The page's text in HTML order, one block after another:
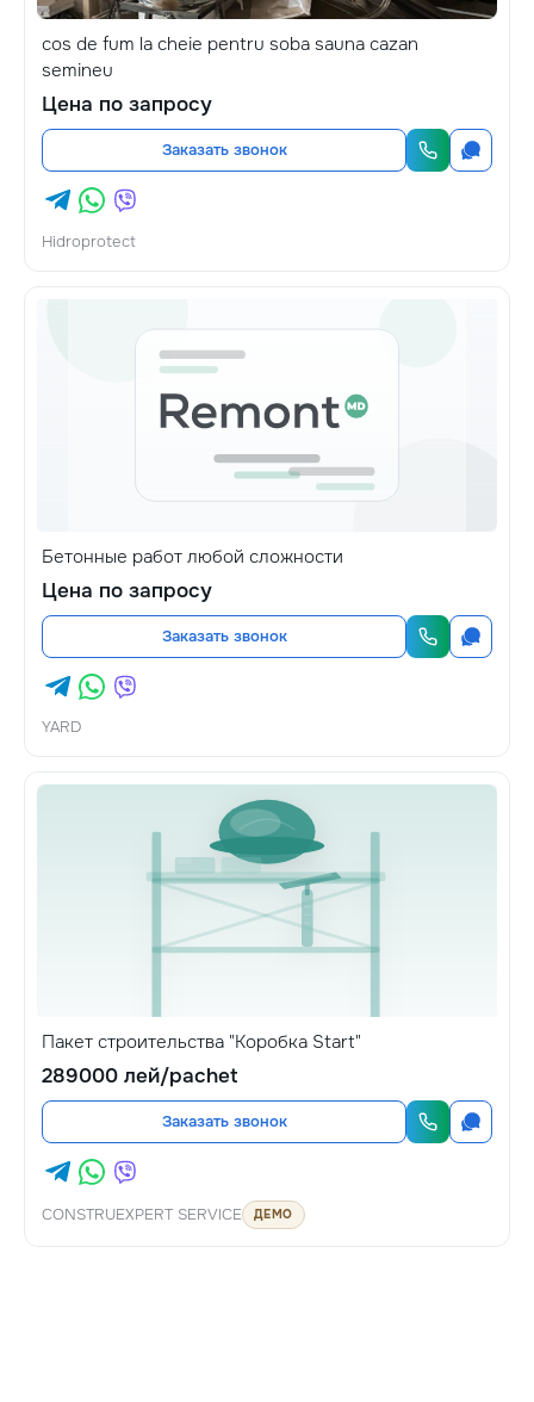
cos de fum la cheie pentru soba sauna cazan
semineu
Цена по запросу
Заказать звонок
Hidroprotect
Бетонные работ любой сложности
Цена по запросу
Заказать звонок
YARD
Пакет строительства "Коробка Start"
289000 лей/pachet
Заказать звонок
CONSTRUEXPERT SERVICE ДЕМО